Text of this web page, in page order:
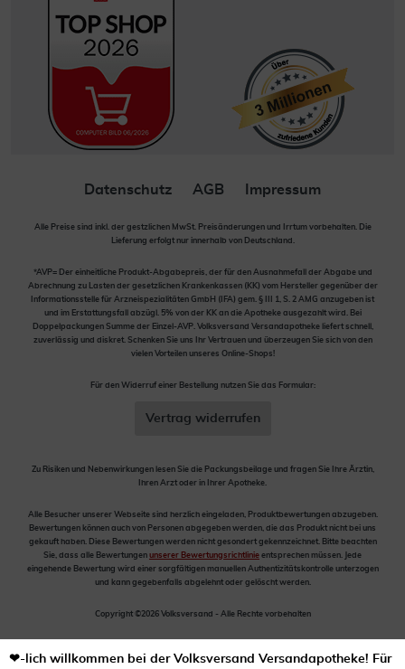
Datenschutz AGB Impressum
Alle Preise sind inkl. der gestzlichen MwSt. Preisänderungen und Irrtum vorbehalten. Die
Lieferung erfolgt nur innerhalb von Deutschland.
*AVP= Der einheitliche Produkt-Abgabepreis, der für den Ausnahmefall der Abgabe und
Abrechnung zu Lasten der gesetzlichen Krankenkassen (KK) vom Hersteller gegenüber der
Informationsstelle für Arzneispezialitäten GmbH (IFA) gem. § III 1, S. 2 AMG anzugeben ist
und im Erstattungsfall abzügl. 5% von der KK an die Apotheke ausgezahlt wird. Bei
Doppelpackungen Summe der Einzel-AVP. Volksversand Versandapotheke liefert schnell,
zuverlässig und diskret. Schenken Sie uns Ihr Vertrauen und überzeugen Sie sich von den
vielen Vorteilen unseres Online-Shops!
Für den Widerruf einer Bestellung nutzen Sie das Formular:
Vertrag widerrufen
Zu Risiken und Nebenwirkungen lesen Sie die Packungsbeilage und fragen Sie Ihre Ärztin,
Ihren Arzt oder in Ihrer Apotheke.
Alle Besucher unserer Webseite sind herzlich eingeladen, Produktbewertungen abzugeben.
Bewertungen können auch von Personen abgegeben werden, die das Produkt nicht bei uns
gekauft haben. Diese Bewertungen werden nicht gesondert gekennzeichnet. Bitte beachten
Sie, dass alle Bewertungen unserer Bewertungsrichtlinie entsprechen müssen. Jede
eingehende Bewertung wird einer sorgfältigen manuellen Authentizitätskontrolle unterzogen
und kann gegebenfalls abgelehnt oder gelöscht werden.
Copyright ©2026 Volksversand - Alle Rechte vorbehalten
❤-lich willkommen bei der Volksversand Versandapotheke! Für